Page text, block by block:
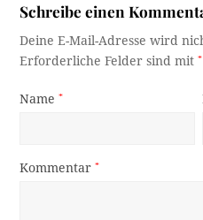
Schreibe einen
Deine E-Mail-Adresse wird
Erforderliche Felder sind mit*
Name*
Kommentar*